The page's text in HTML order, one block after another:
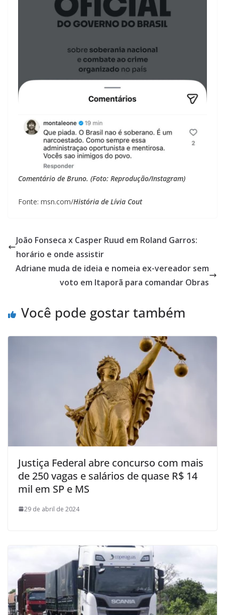
Comentário de Bruno. (Foto: Reprodução/Instagram)
Fonte: msn.com/História de Lívia Cout
João Fonseca x Casper Ruud em Roland Garros:
horário e onde assistir
Adriane muda de ideia e nomeia ex-vereador sem
voto em Itaporã para comandar Obras
Você pode gostar também
Justiça Federal abre concurso com mais
de 250 vagas e salários de quase R$ 14
mil em SP e MS
29 de abril de 2024